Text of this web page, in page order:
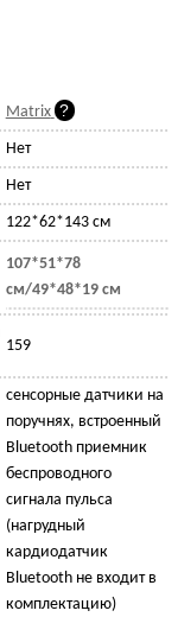
Matrix
Нет
Нет
122*62*143 см
107*51*78
см/49*48*19 см
159
сенсорные датчики на
поручнях, встроенный
Bluetooth приемник
беспроводного
сигнала пульса
(нагрудный
кардиодатчик
Bluetooth не входит в
комплектацию)